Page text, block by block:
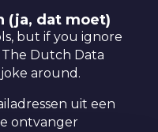
(ja, dat moet)
but if you ignore
Dutch Data
around.
uit een
ontvanger